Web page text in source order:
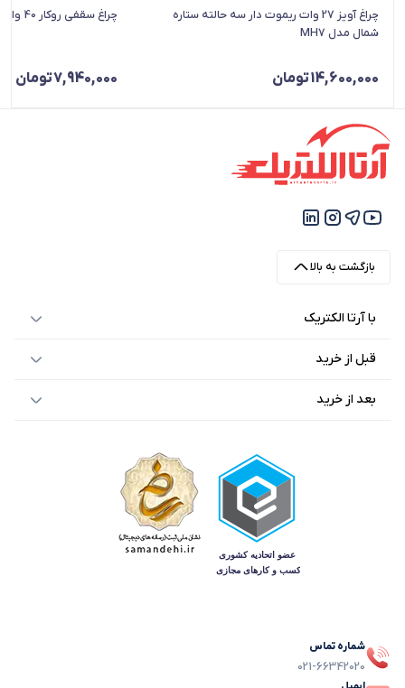
چراغ آویز 27 وات ریموت دار سه حالته ستاره
شمال مدل MH7
14,600,000تومان
چراغ سقفى روکار 40 وات شعاع مدل SH-7025s
7,940,000تومان
بازگشت به بالا
با آرتا الکتریک
قبل از خرید
بعد از خرید
شماره تماس
021-66342020